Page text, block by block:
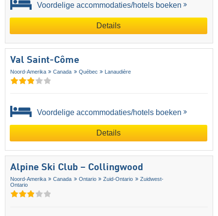
Voordelige accommodaties/hotels boeken
Details
Val Saint-Côme
Noord-Amerika Canada Québec Lanaudière
Voordelige accommodaties/hotels boeken
Details
Alpine Ski Club – Collingwood
Noord-Amerika Canada Ontario Zuid-Ontario
Zuidwest-
Ontario